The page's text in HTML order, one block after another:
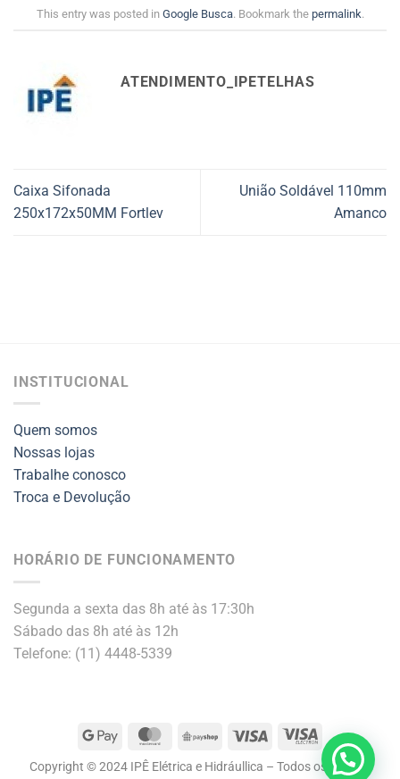
This entry was posted in Google Busca. Bookmark the permalink.
ATENDIMENTO_IPETELHAS
Caixa Sifonada
250x172x50MM Fortlev
União Soldável 110mm
Amanco
INSTITUCIONAL
Quem somos
Nossas lojas
Trabalhe conosco
Troca e Devolução
HORÁRIO DE FUNCIONAMENTO
Segunda a sexta das 8h até às 17:30h
Sábado das 8h até às 12h
Telefone: (11) 4448-5339
Google
MasterCardPayShopVisa
Visa
Electron
Copyright © 2024 IPÊ Elétrica e Hidráullica – Todos os direitos